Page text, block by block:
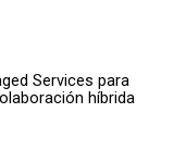
Services para
híbrida